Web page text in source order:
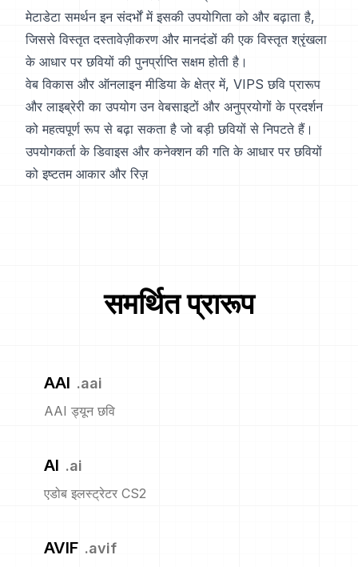
मेटाडेटा समर्थन इन संदर्भों में इसकी उपयोगिता को और बढ़ाता है,
जिससे विस्तृत दस्तावेज़ीकरण और मानदंडों की एक विस्तृत श्रृंखला
के आधार पर छवियों की पुनर्प्राप्ति सक्षम होती है।
वेब विकास और ऑनलाइन मीडिया के क्षेत्र में, VIPS छवि प्रारूप
और लाइब्रेरी का उपयोग उन वेबसाइटों और अनुप्रयोगों के प्रदर्शन
को महत्वपूर्ण रूप से बढ़ा सकता है जो बड़ी छवियों से निपटते हैं।
उपयोगकर्ता के डिवाइस और कनेक्शन की गति के आधार पर छवियों
को इष्टतम आकार और रिज़
समर्थित प्रारूप
AAI .aai
AAI ड्यून छवि
AI .ai
एडोब इलस्ट्रेटर CS2
AVIF .avif